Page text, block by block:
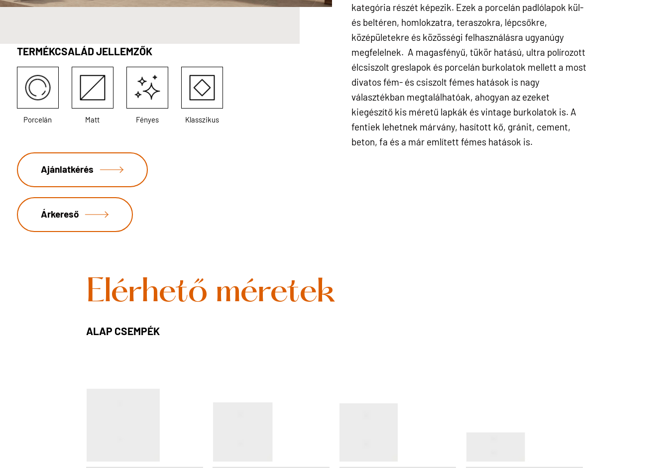
kategória részét képezik. Ezek a porcelán padlólapok kül-
és beltéren, homlokzatra, teraszokra, lépcsőkre,
középületekre és közösségi felhasználásra ugyanúgy
megfelelnek. A magasfényű, tükör hatású, ultra polírozott
élcsiszolt greslapok és porcelán burkolatok mellett a most
divatos fém- és csiszolt fémes hatások is nagy
választékban megtalálhatóak, ahogyan az ezeket
kiegészítő kis méretű lapkák és vintage burkolatok is. A
fentiek lehetnek márvány, hasított kő, gránit, cement,
beton, fa és a már említett fémes hatások is.
TERMÉKCSALÁD JELLEMZŐK
Porcelán Matt Fényes Klasszikus
Ajánlatkérés
Árkereső
Elérhető méretek
ALAP CSEMPÉK